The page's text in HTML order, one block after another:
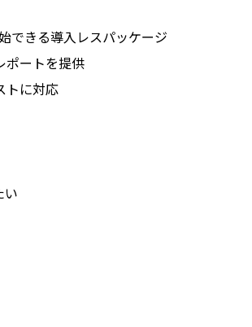
できる導入レスパッケージ
ポートを提供
トに対応
い